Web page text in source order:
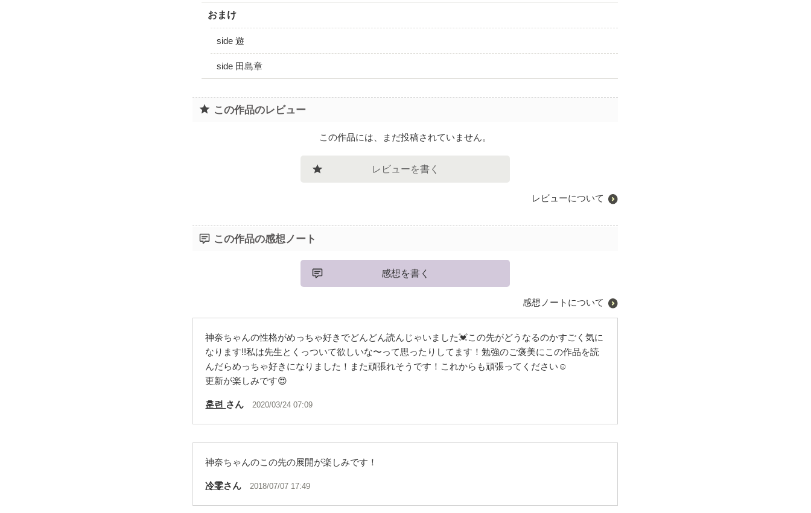
おまけ
side 遊
side 田島章
この作品のレビュー
この作品には、まだ投稿されていません。
レビューを書く
レビューについて
この作品の感想ノート
感想を書く
感想ノートについて
神奈ちゃんの性格がめっちゃ好きでどんどん読んじゃいました💓この先がどうなるのかすごく気に
なります!!私は先生とくっついて欲しいな〜って思ったりしてます！勉強のご褒美にこの作品を読
んだらめっちゃ好きになりました！また頑張れそうです！これからも頑張ってください☺️
更新が楽しみです😍
훈련 さん 2020/03/24 07:09
神奈ちゃんのこの先の展開が楽しみです！
冷零さん 2018/07/07 17:49